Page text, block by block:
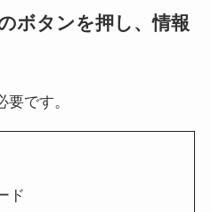
ボタンを押し、情報
です。
ド